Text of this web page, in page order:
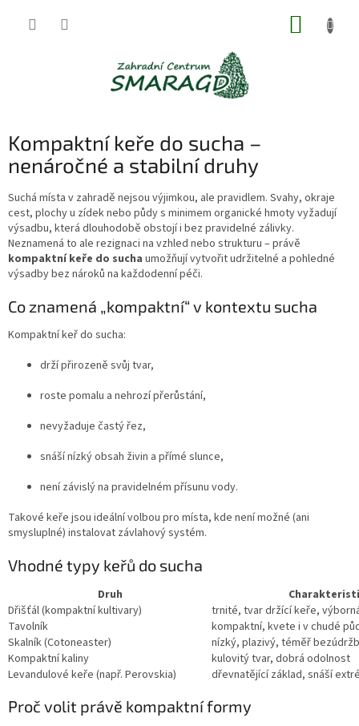
Kompaktní keře do sucha –
nenáročné a stabilní druhy
Suchá místa v zahradě nejsou výjimkou, ale pravidlem. Svahy, okraje
cest, plochy u zídek nebo půdy s minimem organické hmoty vyžadují
výsadbu, která dlouhodobě obstojí i bez pravidelné zálivky.
Neznamená to ale rezignaci na vzhled nebo strukturu – právě
kompaktní keře do sucha umožňují vytvořit udržitelné a pohledné
výsadby bez nároků na každodenní péči.
Co znamená „kompaktní“ v kontextu sucha
Kompaktní keř do sucha:
drží přirozeně svůj tvar,
roste pomalu a nehrozí přerůstání,
nevyžaduje častý řez,
snáší nízký obsah živin a přímé slunce,
není závislý na pravidelném přísunu vody.
Takové keře jsou ideální volbou pro místa, kde není možné (ani
smysluplné) instalovat závlahový systém.
Vhodné typy keřů do sucha
Druh
Dřišťál (kompaktní kultivary)
trnité, tvar držící keře,
Tavolník
kompaktní, kvete i v chudé
Skalník (Cotoneaster)
nízký, plazivý, téměř
Kompaktní kaliny
kulovitý tvar, dobrá odolnost
Levandulové keře (např. Perovskia)
dřevnatějící základ, snáší
Proč volit právě kompaktní formy